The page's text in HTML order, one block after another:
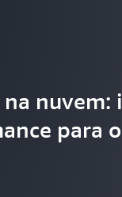
na
para o